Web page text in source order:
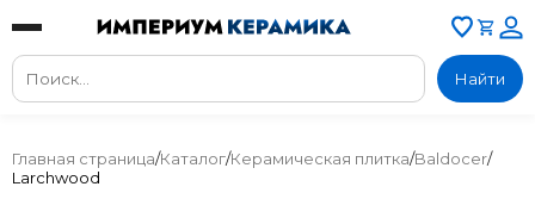
Найти
Главная страница/Каталог/Керамическая плитка/Baldocer/
Larchwood